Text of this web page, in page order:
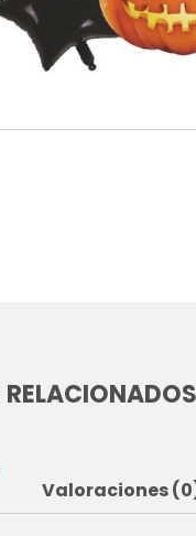
RELACIONADOS
Valoraciones